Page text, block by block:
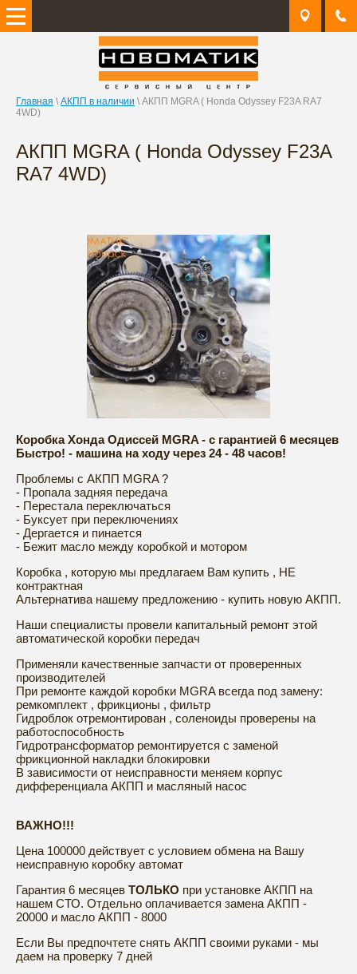
Главная \ АКПП в наличии \ АКПП MGRA ( Honda Odyssey F23A RA7
4WD)
АКПП MGRA ( Honda Odyssey F23A
RA7 4WD)
Коробка Хонда Одиссей MGRA - с гарантией 6 месяцев
Быстро! - машина на ходу через 24 - 48 часов!
Проблемы с АКПП MGRA ?
- Пропала задняя передача
- Перестала переключаться
- Буксует при переключениях
- Дергается и пинается
- Бежит масло между коробкой и мотором
Коробка , которую мы предлагаем Вам купить , НЕ
контрактная
Альтернатива нашему предложению - купить новую АКПП.
Наши специалисты провели капитальный ремонт этой
автоматической коробки передач
Применяли качественные запчасти от проверенных
производителей
При ремонте каждой коробки MGRA всегда под замену:
ремкомплект , фрикционы , фильтр
Гидроблок отремонтирован , соленоиды проверены на
работоспособность
Гидротрансформатор ремонтируется с заменой
фрикционной накладки блокировки
В зависимости от неисправности меняем корпус
дифференциала АКПП и масляный насос
ВАЖНО!!!
Цена 100000 действует с условием обмена на Вашу
неисправную коробку автомат
Гарантия 6 месяцев ТОЛЬКО при установке АКПП на
нашем СТО. Отдельно оплачивается замена АКПП -
20000 и масло АКПП - 8000
Если Вы предпочтете снять АКПП своими руками - мы
даем на проверку 7 дней